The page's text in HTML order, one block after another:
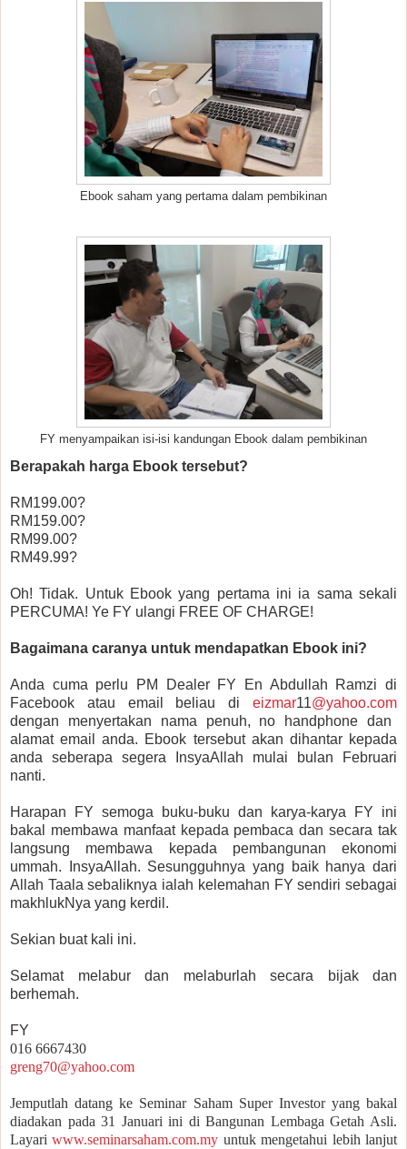
Ebook saham yang pertama dalam pembikinan
FY menyampaikan isi-isi kandungan Ebook dalam pembikinan
Berapakah harga Ebook tersebut?
RM199.00?
RM159.00?
RM99.00?
RM49.99?
Oh! Tidak. Untuk Ebook yang pertama ini ia sama sekali
PERCUMA! Ye FY ulangi FREE OF CHARGE!
Bagaimana caranya untuk mendapatkan Ebook ini?
Anda cuma perlu PM Dealer FY En Abdullah Ramzi di
Facebook atau email beliau di eizmar11@yahoo.com
dengan menyertakan nama penuh, no handphone dan
alamat email anda. Ebook tersebut akan dihantar kepada
anda seberapa segera InsyaAllah mulai bulan Februari
nanti.
Harapan FY semoga buku-buku dan karya-karya FY ini
bakal membawa manfaat kepada pembaca dan secara tak
langsung membawa kepada pembangunan ekonomi
ummah. InsyaAllah. Sesungguhnya yang baik hanya dari
Allah Taala sebaliknya ialah kelemahan FY sendiri sebagai
makhlukNya yang kerdil.
Sekian buat kali ini.
Selamat melabur dan melaburlah secara bijak dan
berhemah.
FY
016 6667430
greng70@yahoo.com
Jemputlah datang ke Seminar Saham Super Investor yang bakal
diadakan pada 31 Januari ini di Bangunan Lembaga Getah Asli.
Layariwww.seminarsaham.com.my untuk mengetahui lebih lanjut